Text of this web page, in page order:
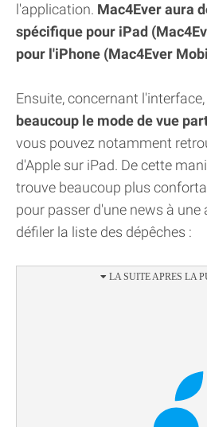
l'application. Mac4Ever aura
spécifique pour iPad
pour l'iPhone (Mac4Ever
Ensuite, concernant l'interface,
beaucoup le mode de vue
vous pouvez notamment
d'Apple sur iPad. De cette
trouve beaucoup plus
pour passer d'une news à
défiler la liste des dépêches :